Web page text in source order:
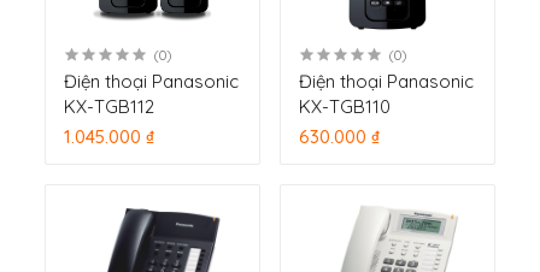
(0)
Điện thoại Panasonic
KX-TGB112
1.045.000 ₫
(0)
Điện thoại Panasonic
KX-TGB110
630.000 ₫